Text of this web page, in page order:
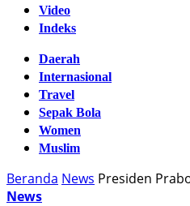
Video
Indeks
Daerah
Internasional
Travel
Sepak Bola
Women
Muslim
Beranda News Presiden
News